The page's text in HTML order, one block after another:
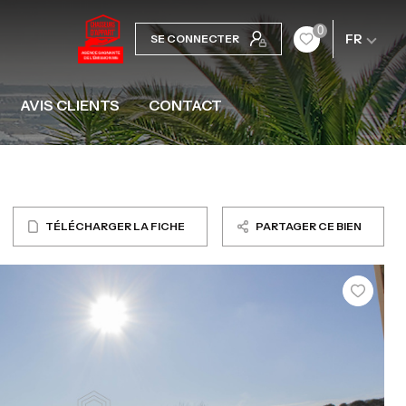
SE CONNECTER
0
FR
AVIS CLIENTS CONTACT
TÉLÉCHARGER LA FICHE PARTAGER CE BIEN